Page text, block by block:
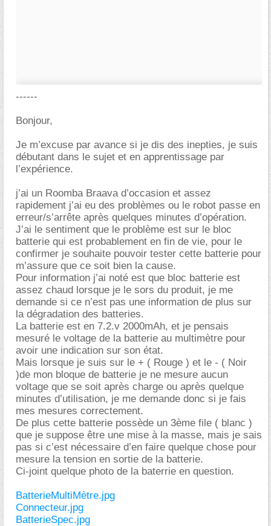
------
Bonjour,
Je m’excuse par avance si je dis des inepties, je suis
débutant dans le sujet et en apprentissage par
l’expérience.
j’ai un Roomba Braava d’occasion et assez
rapidement j’ai eu des problèmes ou le robot passe en
erreur/s’arrête après quelques minutes d’opération.
J’ai le sentiment que le problème est sur le bloc
batterie qui est probablement en fin de vie, pour le
confirmer je souhaite pouvoir tester cette batterie pour
m’assure que ce soit bien la cause.
Pour information j’ai noté est que bloc batterie est
assez chaud lorsque je le sors du produit, je me
demande si ce n’est pas une information de plus sur
la dégradation des batteries.
La batterie est en 7.2.v 2000mAh, et je pensais
mesuré le voltage de la batterie au multimètre pour
avoir une indication sur son état.
Mais lorsque je suis sur le + ( Rouge ) et le - ( Noir
)de mon bloque de batterie je ne mesure aucun
voltage que se soit après charge ou après quelque
minutes d’utilisation, je me demande donc si je fais
mes mesures correctement.
De plus cette batterie possède un 3ème file ( blanc )
que je suppose être une mise à la masse, mais je sais
pas si c’est nécessaire d’en faire quelque chose pour
mesure la tension en sortie de la batterie.
Ci-joint quelque photo de la baterrie en question.
BatterieMultiMètre.jpg
Connecteur.jpg
BatterieSpec.jpg